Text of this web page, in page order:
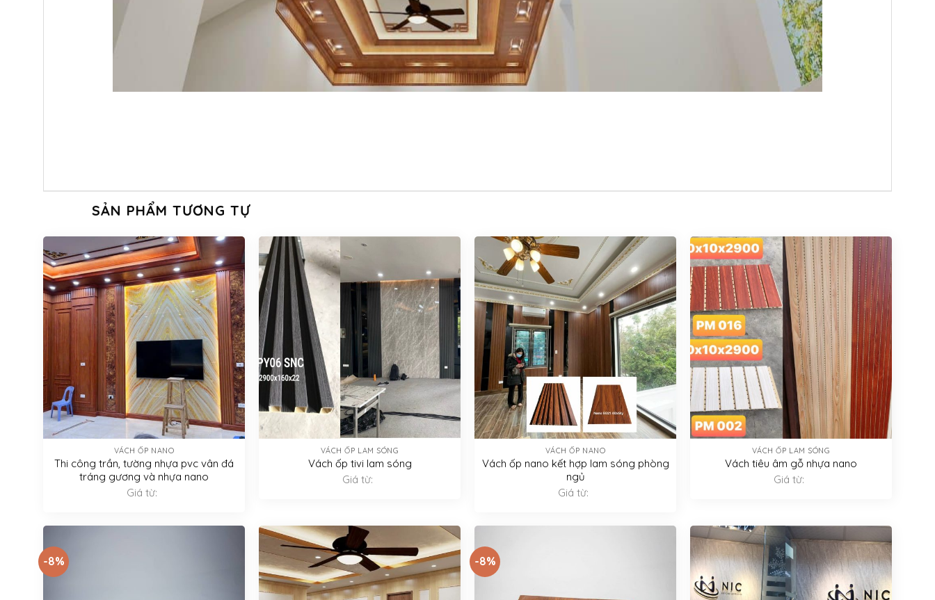
SẢN PHẨM TƯƠNG TỰ
VÁCH ỐP NANO
Thi công trần, tường nhựa pvc vân đá
tráng gương và nhựa nano
Giá từ:
VÁCH ỐP LAM SÓNG
Vách ốp tivi lam sóng
Giá từ:
VÁCH ỐP NANO
Vách ốp nano kết hợp lam sóng phòng
ngủ
Giá từ:
VÁCH ỐP LAM SÓNG
Vách tiêu âm gỗ nhựa nano
Giá từ:
-8% -8%